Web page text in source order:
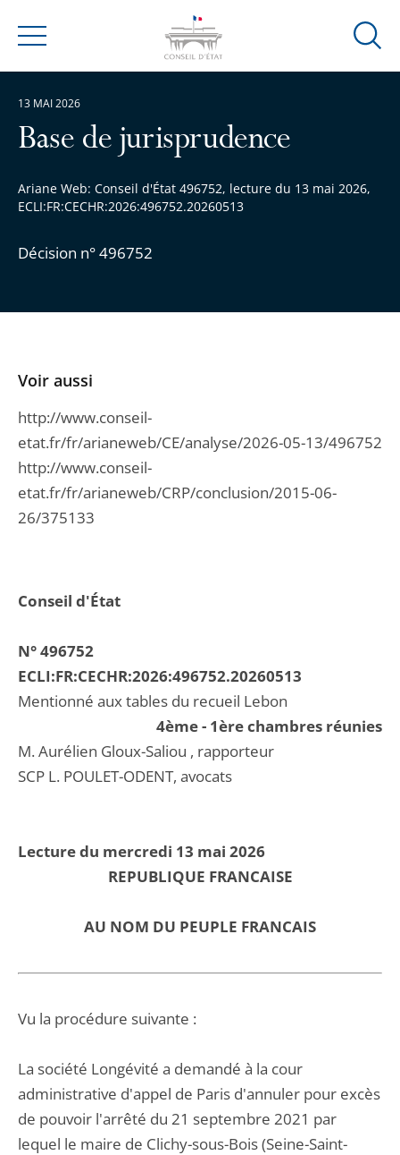
Menu
Ouvrir
Base de jurisprudence
Ariane Web: Conseil d'État 496752, lecture du 13 mai 2026,
ECLI:FR:CECHR:2026:496752.20260513
Décision n° 496752
13 MAI 2026
Conseil d'État
N° 496752
ECLI:FR:CECHR:2026:496752.20260513
Mentionné aux tables du recueil Lebon
4ème - 1ère chambres réunies
M. Aurélien Gloux-Saliou , rapporteur
SCP L. POULET-ODENT, avocats
Lecture du mercredi 13 mai 2026
REPUBLIQUE FRANCAISE
AU NOM DU PEUPLE FRANCAIS
Vu la procédure suivante :
La société Longévité a demandé à la cour
administrative d'appel de Paris d'annuler pour excès
de pouvoir l'arrêté du 21 septembre 2021 par
lequel le maire de Clichy-sous-Bois (Seine-Saint-
Voir aussi
http://www.conseil-
etat.fr/fr/arianeweb/CE/analyse/2026-05-13/496752
http://www.conseil-
etat.fr/fr/arianeweb/CRP/conclusion/2015-06-
26/375133